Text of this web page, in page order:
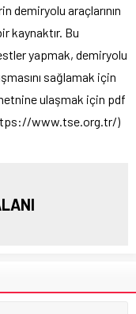
demiryolu araçlarının
kaynaktır. Bu
yapmak, demiryolu
sağlamak için
ulaşmak için pdf
www.tse.org.tr/)